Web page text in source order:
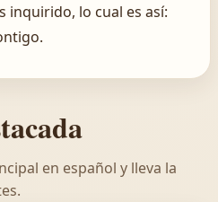
inquirido, lo cual es así:
en español y lleva la